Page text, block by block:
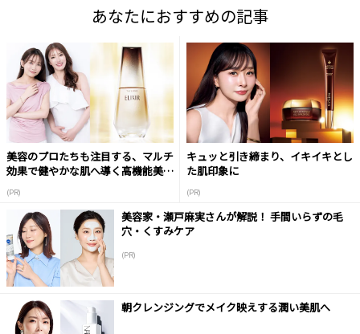
あなたにおすすめの記事
美容のプロたちも注目する、マルチ
効果で健やかな肌へ導く高機能美容
(PR)
キュッと引き締まり、イキイキとし
た肌印象に
(PR)
美容家・瀬戸麻実さんが解説！ 手間いらずの毛
穴・くすみケア
(PR)
朝クレンジングでメイク映えする潤い美肌へ